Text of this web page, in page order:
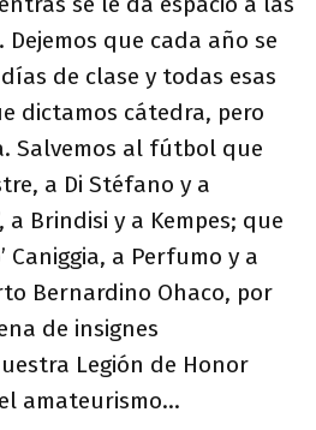
. Dejemos que cada año se
de clase y todas esas
dictamos cátedra, pero
Salvemos al fútbol que
a Di Stéfano y a
a Brindisi y a Kempes; que
Caniggia, a Perfumo y a
Bernardino Ohaco, por
de insignes
Legión de Honor
amateurismo…